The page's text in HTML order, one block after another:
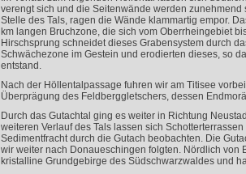
verengt sich und die Seitenwände werden zunehmend
Stelle des Tals, ragen die Wände klammartig empor.
km langen Bruchzone, die sich vom Oberrheingebiet
Hirschsprung schneidet dieses Grabensystem durch
Schwächezone im Gestein und erodierten dieses, so
entstand.
Nach der Höllentalpassage fuhren wir am Titisee
Überprägung des Feldberggletschers, dessen
Durch das Gutachtal ging es weiter in Richtung
weiteren Verlauf des Tals lassen sich
Sedimentfracht durch die Gutach beobachten. Die
wir weiter nach Donaueschingen folgten. Nördlich von
kristalline Grundgebirge des Südschwarzwaldes und